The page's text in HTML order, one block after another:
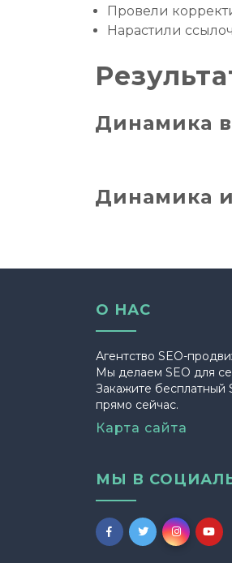
Провели
Нарастили
Динамика
Динамика
О НАС
Агентство SEO-
Мы делаем SEO для
Закажите бесплатный
прямо сейчас.
Карта сайта
МЫ В